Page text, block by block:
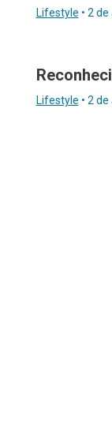
Lifestyle • 2 de
Lifestyle • 2 de